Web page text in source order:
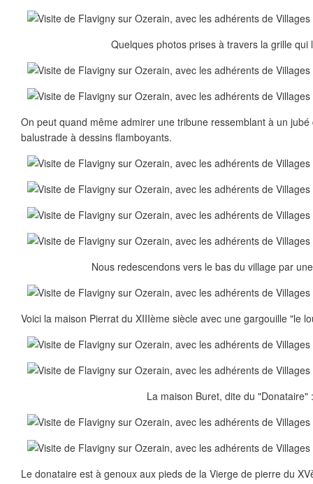
Quelques photos prises à travers la grille qui
On peut quand même admirer une tribune ressemblant à un
balustrade à dessins flamboyants.
Nous redescendons vers le bas du village par
Voici la maison Pierrat du XIIIème siècle avec une gargouille "le
La maison Buret, dite du "Donataire"
Le donataire est à genoux aux pieds de la Vierge de pierre du